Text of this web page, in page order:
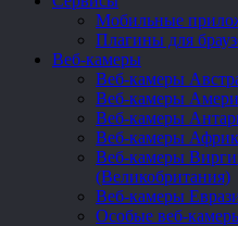
Мобильные
Плагины для
Веб-камеры
Веб-камеры
Веб-камеры
Веб-камеры
Веб-камеры
Веб-камеры
(Великобритания)
Веб-камеры
Особые веб-